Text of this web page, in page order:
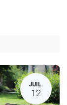
JUIL.
12